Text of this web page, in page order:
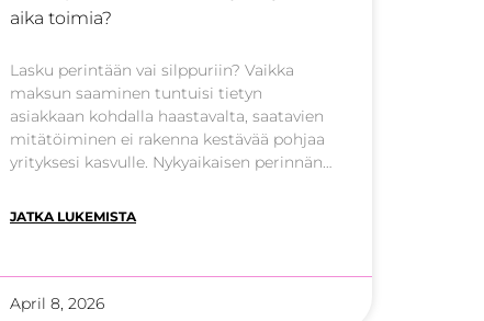
aika toimia?
Lasku perintään vai silppuriin? Vaikka
maksun saaminen tuntuisi tietyn
asiakkaan kohdalla haastavalta, saatavien
mitätöiminen ei rakenna kestävää pohjaa
yrityksesi kasvulle. Nykyaikaisen perinnän
hyödyttävät sekä maksuvaikeuksissa
milloin perintäammattilaisen apu on
välttämätöntä ja miten valitset yrityksellesi
JATKA LUKEMISTA
April 8, 2026